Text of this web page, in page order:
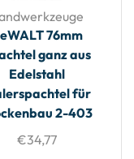
76mm
ganz aus
Edelstahl
für
2-403
€34,77